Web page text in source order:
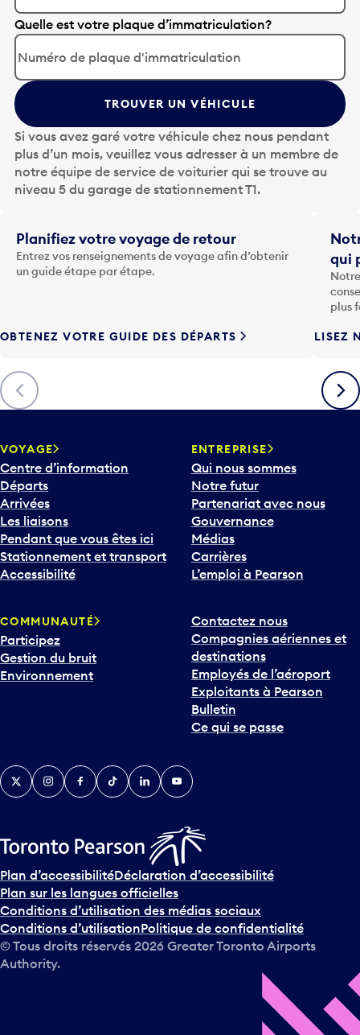
A
p
p
u
y
e
z
s
u
r
l
t
o
u
F
è
c
h
v
e
r
s
l
e
b
a
o
u
r
i
v
e
n
s
u
r
l
e
c
a
Quelle est votre plaque d’immatriculation?
TROUVER UN VÉHICULE
Si vous avez garé votre véhicule chez nous pendant
plus d’un mois, veuillez vous adresser à un membre de
notre équipe de service de voiturier qui se trouve au
niveau 5 du garage de stationnement T1.
Précédent
Planifiez votre voyage de retour
Entrez vos renseignements de voyage afin d’obtenir
un guide étape par étape.
OBTENEZ VOTRE GUIDE DES DÉPARTS
qui
plus
LISEZ
VOYAGE
Centre d’information
Départs
Arrivées
Les liaisons
Pendant que vous êtes ici
Stationnement et transport
Accessibilité
ENTREPRISE
Qui nous sommes
Notre futur
Partenariat avec nous
Gouvernance
Médias
Carrières
L’emploi à Pearson
COMMUNAUTÉ
Participez
Gestion du bruit
Environnement
Contactez nous
Compagnies aériennes et
destinations
Employés de l’aéroport
Exploitants à Pearson
Bulletin
Ce qui se passe
TwitterInstagramFacebook
TikTokLinkedInYouTube
Plan d’accessibilitéDéclaration d’accessibilité
Plan sur les langues officielles
Conditions d’utilisation des médias sociaux
Conditions d’utilisationPolitique de confidentialité
© Tous droits réservés 2026 Greater Toronto Airports
Authority.